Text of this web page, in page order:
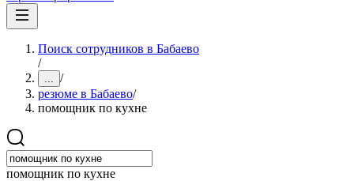
Поиск сотрудников в Бабаево
/
... /
резюме в Бабаево/
помощник по кухне
помощник по кухне